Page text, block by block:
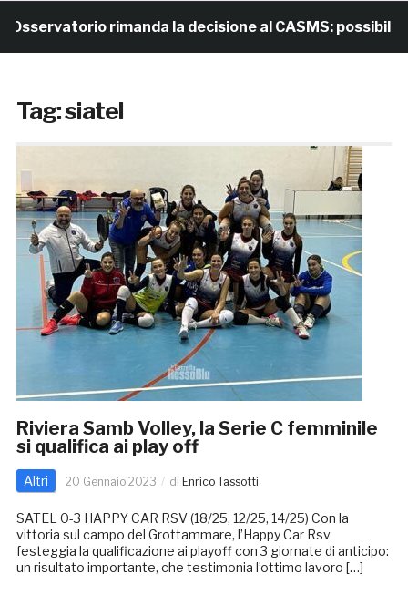
rimanda la decisione al CASMS: possibile
Tag:siatel
Riviera Samb Volley, la Serie C femminile
si qualifica ai play off
Altri 20 Gennaio 2023 di Enrico Tassotti
SATEL 0-3 HAPPY CAR RSV (18/25, 12/25, 14/25) Con la
vittoria sul campo del Grottammare, l’Happy Car Rsv
festeggia la qualificazione ai playoff con 3 giornate di anticipo:
un risultato importante, che testimonia l’ottimo lavoro […]